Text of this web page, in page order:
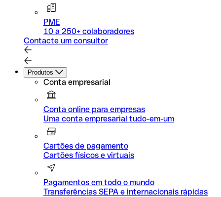
PME
10 a 250+ colaboradores
Contacte um consultor
Produtos
Conta empresarial
Conta online para empresas
Uma conta empresarial tudo-em-um
Cartões de pagamento
Cartões físicos e virtuais
Pagamentos em todo o mundo
Transferências SEPA e internacionais rápidas